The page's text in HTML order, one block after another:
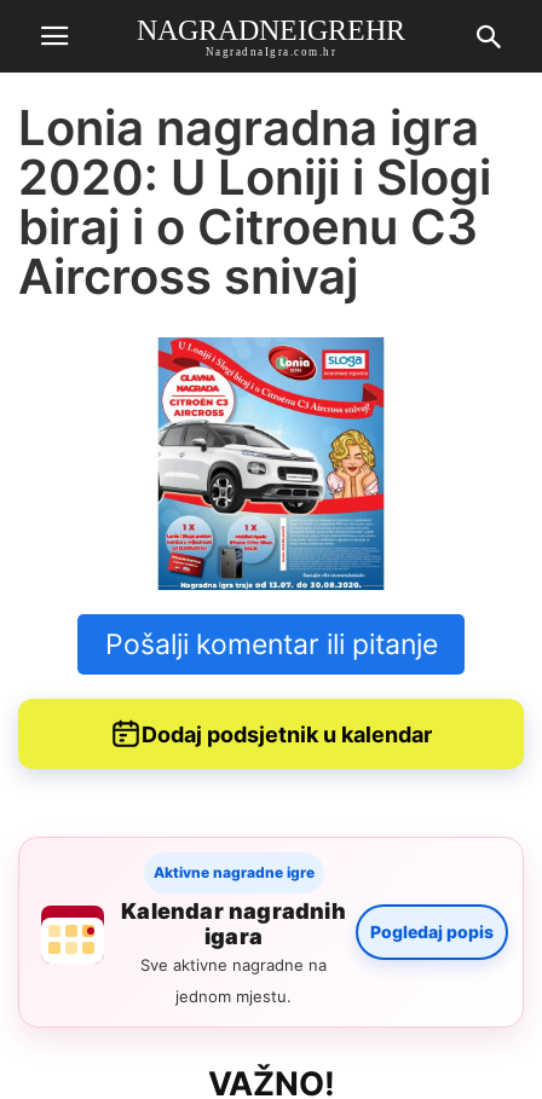
NAGRADNEIGREHR
NagradnaIgra.com.hr
Lonia nagradna igra
2020: U Loniji i Slogi
biraj i o Citroenu C3
Aircross snivaj
Pošalji komentar ili pitanje
Dodaj podsjetnik u kalendar
Aktivne nagradne igre
Kalendar nagradnih
igara
Sve aktivne nagradne na
jednom mjestu.
Pogledaj popis
VAŽNO!